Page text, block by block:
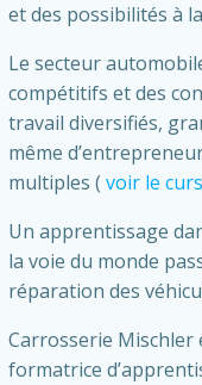
et des possibilités à
Le secteur
compétitifs et des
travail diversifiés,
même
multiples ( voir le
Un apprentissage
la voie du monde
réparation des
Carrosserie Mischler
formatrice